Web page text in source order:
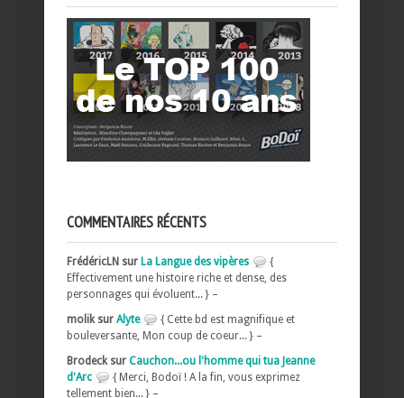
COMMENTAIRES RÉCENTS
FrédéricLN sur La Langue des vipères
{
Effectivement une histoire riche et dense, des
personnages qui évoluent... } –
molik sur Alyte
{ Cette bd est magnifique et
bouleversante, Mon coup de coeur... } –
Brodeck sur Cauchon...ou l'homme qui tua Jeanne
d'Arc
{ Merci, Bodoï ! A la fin, vous exprimez
tellement bien... } –